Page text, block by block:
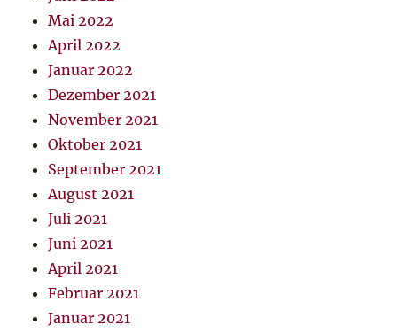
Mai 2022
April 2022
Januar 2022
Dezember 2021
November 2021
Oktober 2021
September 2021
August 2021
Juli 2021
Juni 2021
April 2021
Februar 2021
Januar 2021